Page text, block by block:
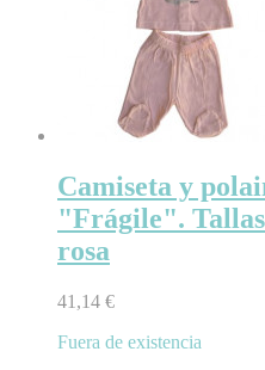
Camiseta y
"Frágile".
rosa
41,14 €
Fuera de existencia